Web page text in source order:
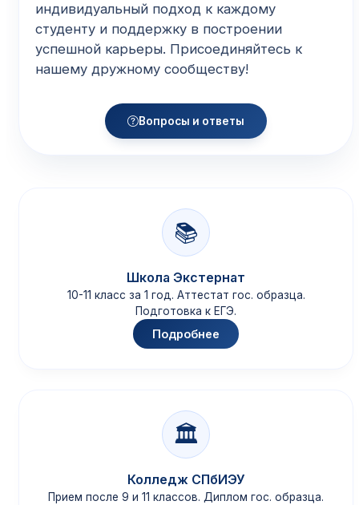
индивидуальный подход к каждому
студенту и поддержку в построении
успешной карьеры. Присоединяйтесь к
нашему дружному сообществу!
Вопросы и ответы
📚
Школа Экстернат
10-11 класс за 1 год. Аттестат гос. образца.
Подготовка к ЕГЭ.
Подробнее
🏛️
Колледж СПбИЭУ
Прием после 9 и 11 классов. Диплом гос. образца.